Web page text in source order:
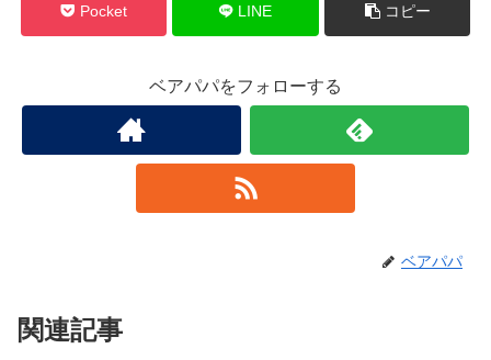
Pocket LINE コピー
ベアパパをフォローする
ベアパパ
関連記事